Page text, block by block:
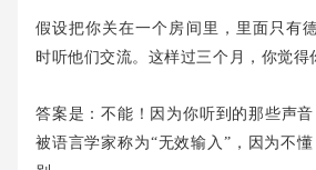
假设把你关在一个房间里，里面只有
时听他们交流。这样过三个月，你觉得
答案是：不能！因为你听到的那些声音
被语言学家称为“无效输入”，因为不